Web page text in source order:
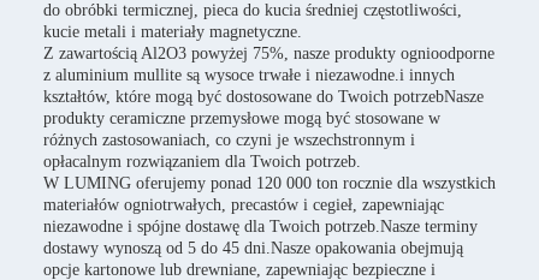
do obróbki termicznej, pieca do kucia średniej częstotliwości,
kucie metali i materiały magnetyczne.
Z zawartością Al2O3 powyżej 75%, nasze produkty ognioodporne
z aluminium mullite są wysoce trwałe i niezawodne.i innych
kształtów, które mogą być dostosowane do Twoich potrzebNasze
produkty ceramiczne przemysłowe mogą być stosowane w
różnych zastosowaniach, co czyni je wszechstronnym i
opłacalnym rozwiązaniem dla Twoich potrzeb.
W LUMING oferujemy ponad 120 000 ton rocznie dla wszystkich
materiałów ogniotrwałych, precastów i cegieł, zapewniając
niezawodne i spójne dostawę dla Twoich potrzeb.Nasze terminy
dostawy wynoszą od 5 do 45 dni.Nasze opakowania obejmują
opcje kartonowe lub drewniane, zapewniając bezpieczne i